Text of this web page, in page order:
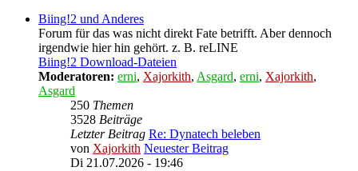
Biing!2 und Anderes
Forum für das was nicht direkt Fate betrifft. Aber dennoch
irgendwie hier hin gehört. z. B. reLINE
Biing!2 Download-Dateien
Moderatoren: erni, Xajorkith, Asgard, erni, Xajorkith,
Asgard
250 Themen
3528 Beiträge
Letzter Beitrag Re: Dynatech beleben
von Xajorkith Neuester Beitrag
Di 21.07.2026 - 19:46